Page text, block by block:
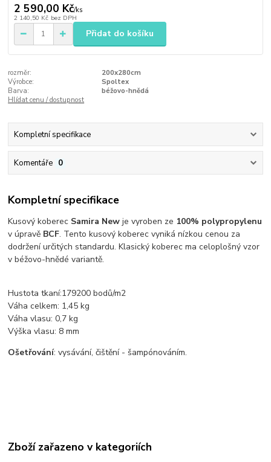
2 590,00 Kč/ks
2 140,50 Kč bez DPH
Přidat do košíku
rozměr:
200x280cm
Výrobce:
Spoltex
Barva:
béžovo-hnědá
Hlídat cenu / dostupnost
Kompletní specifikace
Komentáře 0
Kompletní specifikace
Kusový koberec Samira New je vyroben ze 100% polypropylenu
v úpravě BCF. Tento kusový koberec vyniká nízkou cenou za
dodržení určitých standardu. Klasický koberec ma celoplošný vzor
v béžovo-hnědé variantě.
Hustota tkaní:179200 bodů/m2
Váha celkem: 1,45 kg
Váha vlasu: 0,7 kg
Výška vlasu: 8 mm
Ošetřování: vysávání, čištění - šampónováním.
Zboží zařazeno v kategoriích